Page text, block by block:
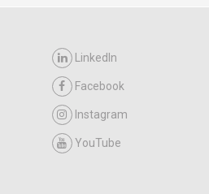
LinkedIn
Facebook
Instagram
YouTube